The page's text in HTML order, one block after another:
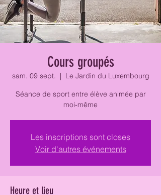
Cours groupés
sam. 09 sept.
  |
Le Jardin du Luxembourg
Séance de sport entre élève animée par
moi-même
Les inscriptions sont closes
Voir d'autres événements
Heure et lieu